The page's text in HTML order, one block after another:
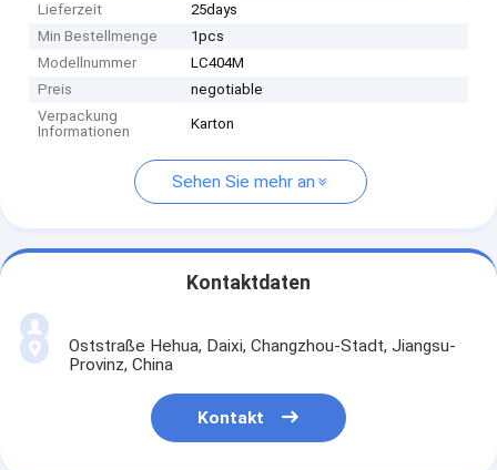
Lieferzeit
25days
Min Bestellmenge
1pcs
Modellnummer
LC404M
Preis
negotiable
Verpackung
Informationen
Karton
Sehen Sie mehr an
Kontaktdaten
Oststraße Hehua, Daixi, Changzhou-Stadt, Jiangsu-
Provinz, China
Kontakt